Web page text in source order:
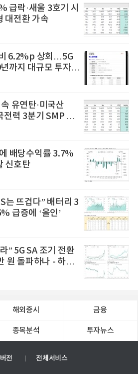
급락·새울 3호기 시
대전환 가속
6.2%p 상회…5G
까지 대규모 투자
유연탄·미국산
력 3분기 SMP 상
배당수익률 3.7%
신호탄
는 뜨겁다” 배터리 3
급증에 ‘올인’
” 5G SA 조기 전환
원 돌파하나 - 하나
해외증시 금융
종목분석 투자뉴스
전 전체서비스